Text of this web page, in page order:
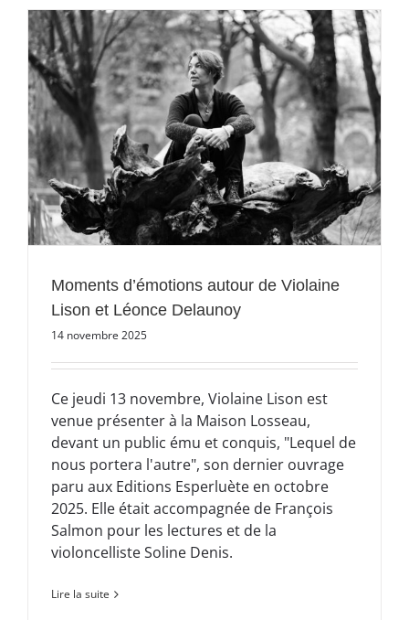
Moments d’émotions autour de Violaine
Lison et Léonce Delaunoy
14 novembre 2025
Ce jeudi 13 novembre, Violaine Lison est
venue présenter à la Maison Losseau,
devant un public ému et conquis, "Lequel de
nous portera l'autre", son dernier ouvrage
paru aux Editions Esperluète en octobre
2025. Elle était accompagnée de François
Salmon pour les lectures et de la
violoncelliste Soline Denis.
Lire la suite